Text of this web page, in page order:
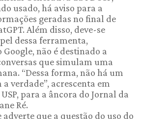
usado, há aviso para a
geradas no final de
Além disso, deve-se
dessa ferramenta,
não é destinado a
que simulam uma
“Dessa forma, não há um
verdade”, acrescenta em
para a âncora do Jornal da
Ré.
adverte que a questão do uso do